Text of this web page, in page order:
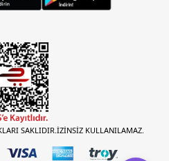
SAKLIDIR.İZİNSİZ KULLANILAMAZ.